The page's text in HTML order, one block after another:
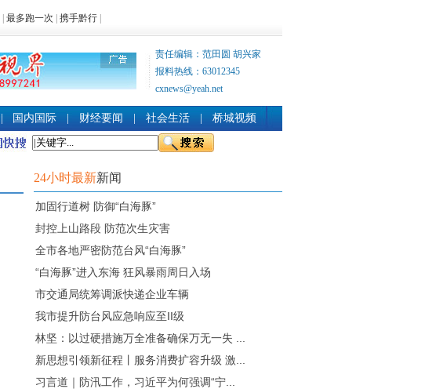
最多跑一次 携手黔行
责任编辑：范田圆 胡兴家
报料热线：63012345
cxnews@yeah.net
国内国际 财经要闻 社会生活 桥城视频
24小时最新新闻
加固行道树 防御“白海豚”
封控上山路段 防范次生灾害
全市各地严密防范台风“白海豚”
“白海豚”进入东海 狂风暴雨周日入场
市交通局统筹调派快递企业车辆
我市提升防台风应急响应至II级
林坚：以过硬措施万全准备确保万无一失 ...
新思想引领新征程丨服务消费扩容升级 激...
习言道｜防汛工作，习近平为何强调“宁...